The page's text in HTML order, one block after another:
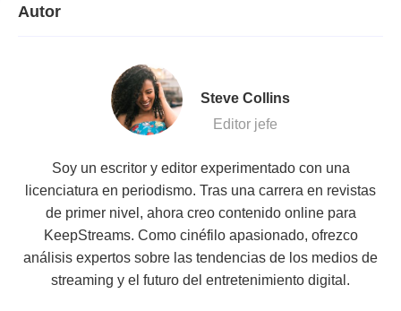
Autor
Steve Collins
Editor jefe
Soy un escritor y editor experimentado con una
licenciatura en periodismo. Tras una carrera en revistas
de primer nivel, ahora creo contenido online para
KeepStreams. Como cinéfilo apasionado, ofrezco
análisis expertos sobre las tendencias de los medios de
streaming y el futuro del entretenimiento digital.